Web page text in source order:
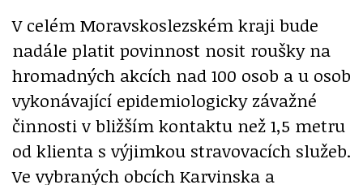
V celém Moravskoslezském kraji bude
nadále platit povinnost nosit roušky na
hromadných akcích nad 100 osob a u osob
vykonávající epidemiologicky závažné
činnosti v bližším kontaktu než 1,5 metru
od klienta s výjimkou stravovacích služeb.
Ve vybraných obcích Karvinska a